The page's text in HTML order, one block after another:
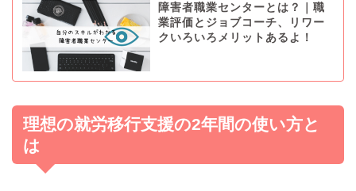
障害者職業センターとは？｜職
業評価とジョブコーチ、リワー
クいろいろメリットあるよ！
理想の就労移行支援の2年間の使い方と
は